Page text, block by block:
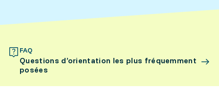
FAQ
Questions d’orientation les plus fréquemment
posées